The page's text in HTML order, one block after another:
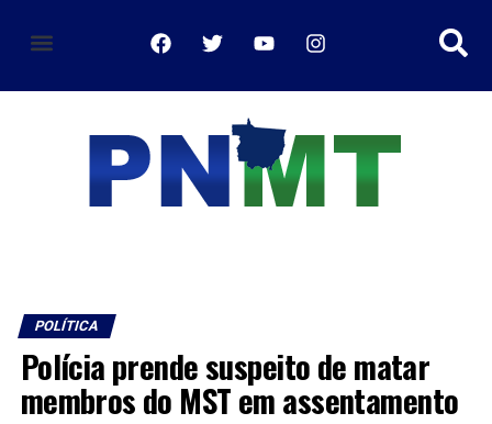
POLÍTICA
Polícia prende suspeito de matar
membros do MST em assentamento